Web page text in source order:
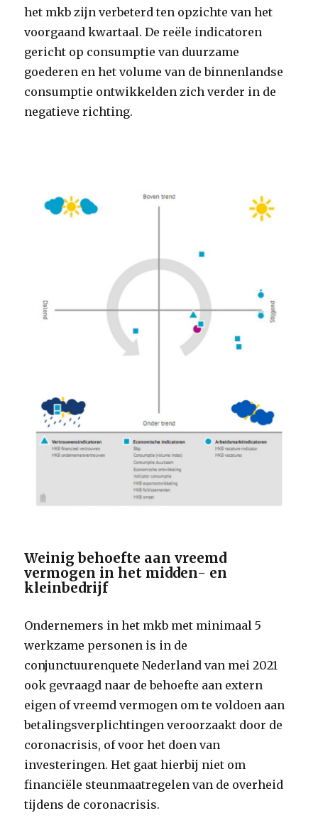
het mkb zijn verbeterd ten opzichte van het
voorgaand kwartaal. De reële indicatoren
gericht op consumptie van duurzame
goederen en het volume van de binnenlandse
consumptie ontwikkelden zich verder in de
negatieve richting.
Weinig behoefte aan vreemd
vermogen in het midden- en
kleinbedrijf
Ondernemers in het mkb met minimaal 5
werkzame personen is in de
conjunctuurenquete Nederland van mei 2021
ook gevraagd naar de behoefte aan extern
eigen of vreemd vermogen om te voldoen aan
betalingsverplichtingen veroorzaakt door de
coronacrisis, of voor het doen van
investeringen. Het gaat hierbij niet om
financiële steunmaatregelen van de overheid
tijdens de coronacrisis.